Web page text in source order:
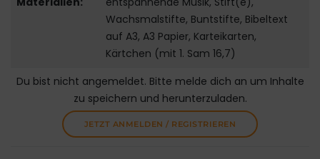
Wachsmalstifte, Buntstifte, Bibeltext
auf A3, A3 Papier, Karteikarten,
Kärtchen (mit 1. Sam 16,7)
Du bist nicht angemeldet. Bitte melde dich an um Inhalte
zu speichern und herunterzuladen.
JETZT ANMELDEN / REGISTRIEREN